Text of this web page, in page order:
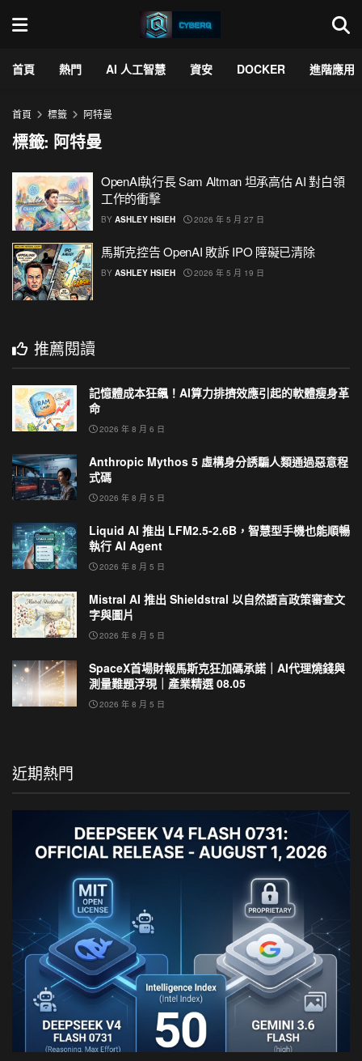
首頁 熱門 AI 人工智慧 資安 DOCKER 進階應用
首頁 標籤 阿特曼
標籤: 阿特曼
OpenAI執行長 Sam Altman 坦承高估 AI 對白領
工作的衝擊
BY ASHLEY HSIEH 2026 年 5 月 27 日
馬斯克控告 OpenAI 敗訴 IPO 障礙已清除
BY ASHLEY HSIEH 2026 年 5 月 19 日
推薦閱讀
記憶體成本狂飆！AI算力排擠效應引起的軟體瘦身革
命
2026 年 8 月 6 日
Anthropic Mythos 5 虛構身分誘騙人類通過惡意程
式碼
2026 年 8 月 5 日
Liquid AI 推出 LFM2.5-2.6B，智慧型手機也能順暢
執行 AI Agent
2026 年 8 月 5 日
Mistral AI 推出 Shieldstral 以自然語言政策審查文
字與圖片
2026 年 8 月 5 日
SpaceX首場財報馬斯克狂加碼承諾｜AI代理燒錢與
測量難題浮現｜產業精選 08.05
2026 年 8 月 5 日
近期熱門